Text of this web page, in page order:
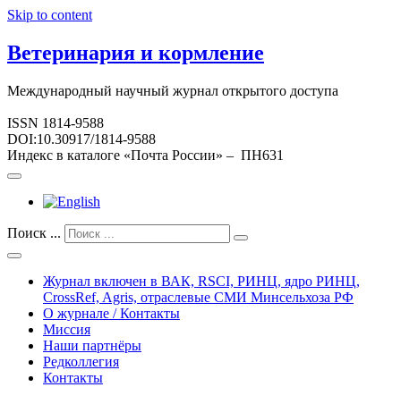
Skip to content
Ветеринария и кормление
Международный научный журнал открытого доступа
ISSN 1814-9588
DOI:10.30917/1814-9588
Индекс в каталоге «Почта России» – ПН631
Поиск ...
Журнал включен в ВАК, RSCI, РИНЦ, ядро РИНЦ,
CrossRef, Agris, отраслевые СМИ Минсельхоза РФ
О журнале / Контакты
Миссия
Наши партнёры
Редколлегия
Контакты